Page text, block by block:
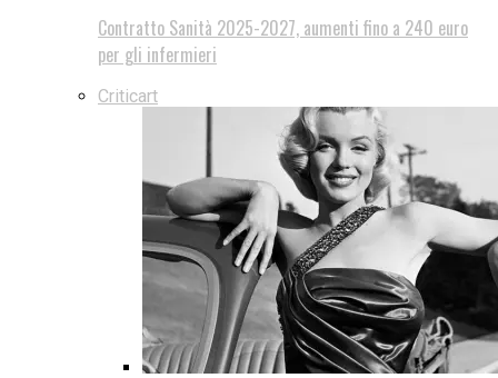
Contratto Sanità 2025-2027, aumenti fino a 240 euro
per gli infermieri
Criticart